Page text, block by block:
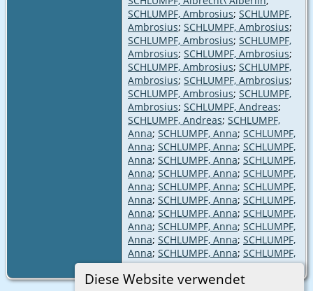
Diese Website verwendet
SCHLUMPF, Ambrosius; SCHLUMPF,
Ambrosius; SCHLUMPF, Ambrosius;
SCHLUMPF, Ambrosius; SCHLUMPF,
Ambrosius; SCHLUMPF, Ambrosius;
SCHLUMPF, Ambrosius; SCHLUMPF,
Ambrosius; SCHLUMPF, Ambrosius;
SCHLUMPF, Ambrosius; SCHLUMPF,
Ambrosius; SCHLUMPF, Andreas;
SCHLUMPF, Andreas; SCHLUMPF,
Anna; SCHLUMPF, Anna; SCHLUMPF,
Anna; SCHLUMPF, Anna; SCHLUMPF,
Anna; SCHLUMPF, Anna; SCHLUMPF,
Anna; SCHLUMPF, Anna; SCHLUMPF,
Anna; SCHLUMPF, Anna; SCHLUMPF,
Anna; SCHLUMPF, Anna; SCHLUMPF,
Anna; SCHLUMPF, Anna; SCHLUMPF,
Anna; SCHLUMPF, Anna; SCHLUMPF,
Anna; SCHLUMPF, Anna; SCHLUMPF,
Anna; SCHLUMPF, Anna; SCHLUMPF,
Anna